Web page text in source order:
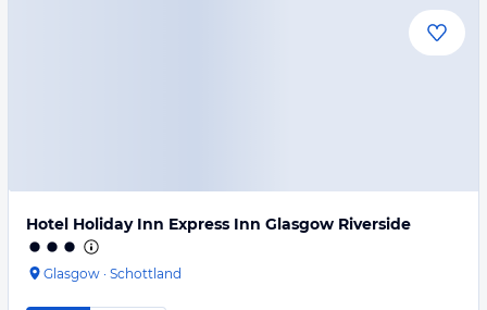
Hotel Holiday Inn Express Inn Glasgow Riverside
Glasgow · Schottland